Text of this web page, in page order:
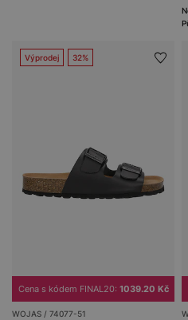
Výprodej 32%
Cena s kódem FINAL20: 1039.20 Kč
WOJAS / 74077-51